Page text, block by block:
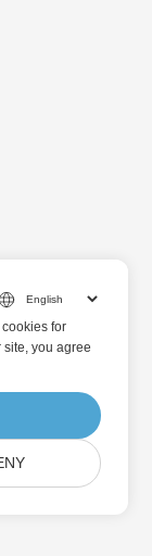
for
you agree